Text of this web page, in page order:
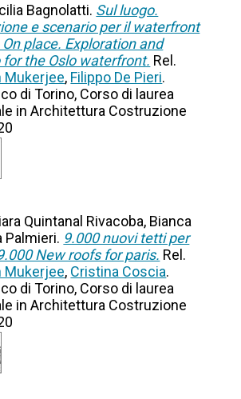
Bagnolatti. Sul luogo.
e scenario per il waterfront
On place. Exploration and
for the Oslo waterfront. Rel.
Mukerjee, Filippo De Pieri.
di Torino, Corso di laurea
in Architettura Costruzione
Quintanal Rivacoba, Bianca
Palmieri. 9.000 nuovi tetti per
New roofs for paris. Rel.
Mukerjee, Cristina Coscia.
di Torino, Corso di laurea
in Architettura Costruzione